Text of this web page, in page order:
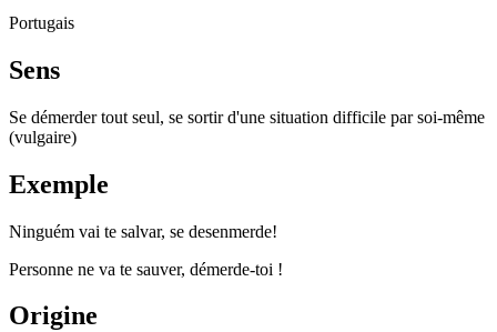
Portugais
Sens
Se démerder tout seul, se sortir d'une situation difficile par soi-même
(vulgaire)
Exemple
Ninguém vai te salvar, se desenmerde!
Personne ne va te sauver, démerde-toi !
Origine